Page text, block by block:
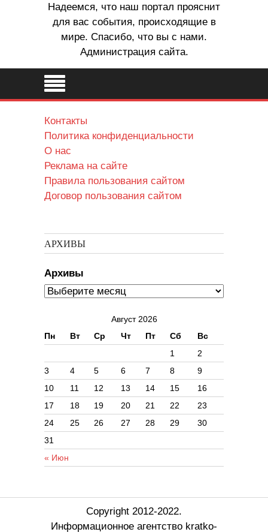
Надеемся, что наш портал прояснит
для вас события, происходящие в
мире. Спасибо, что вы с нами.
Администрация сайта.
Контакты
Политика конфиденциальности
О нас
Реклама на сайте
Правила пользования сайтом
Договор пользования сайтом
АРХИВЫ
Архивы
Август 2026
Пн
Вт Ср Чт Пт Сб Вс
« Июн
1
2
3
4 5 6 7 8
9
10
11 12 13 14 15
16
17
18 19 20 21 22
23
24
25 26 27 28 29
30
31
Copyright 2012-2022.
Информационное агентство kratko-